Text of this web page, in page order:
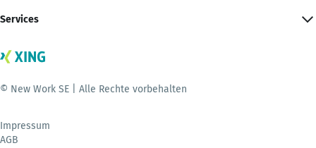
Services
© New Work SE | Alle Rechte vorbehalten
Impressum
AGB